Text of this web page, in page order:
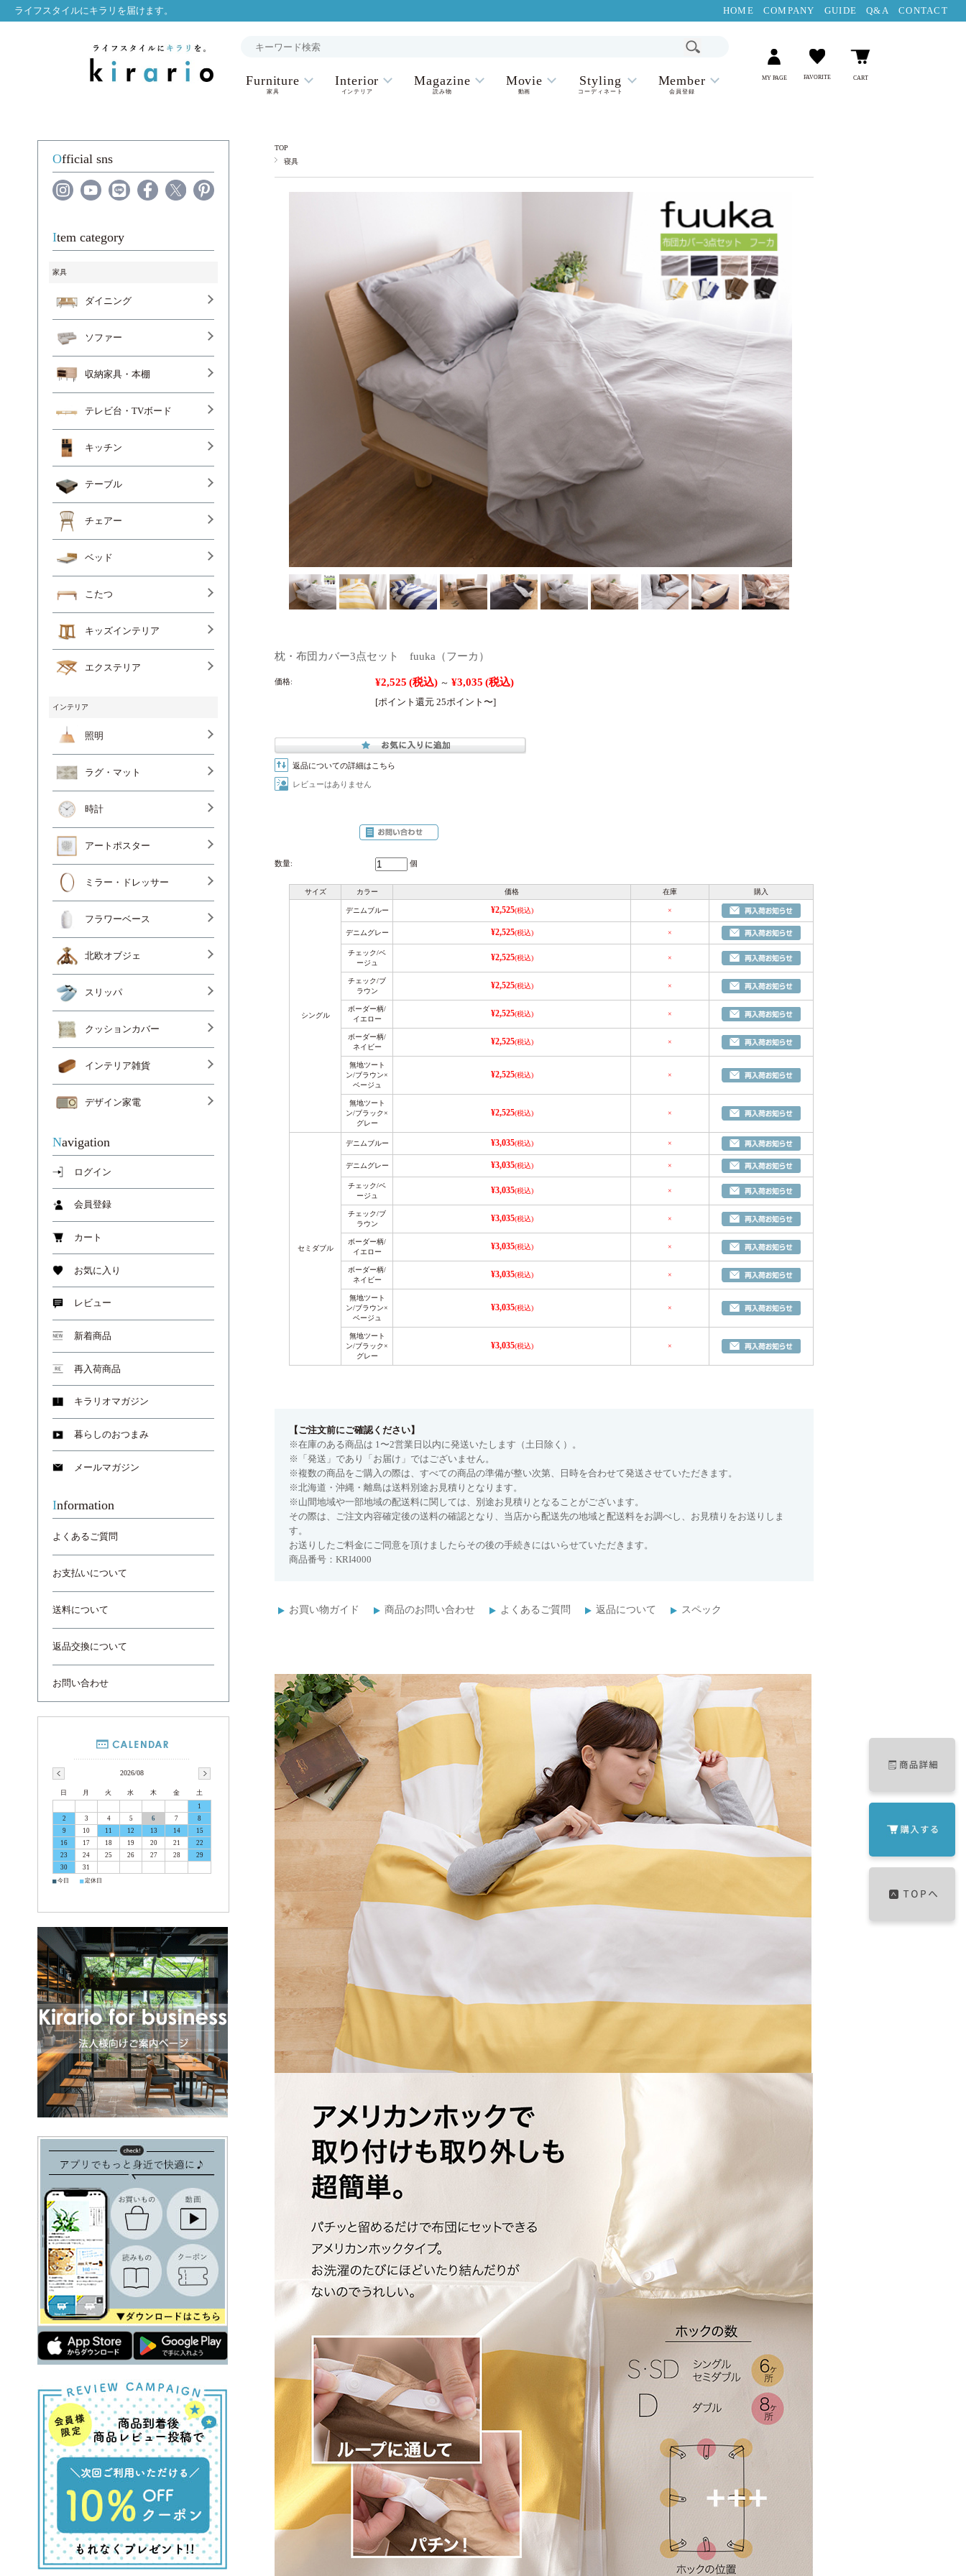
ライフスタイルにキラリを届けます。 HOME COMPANY GUIDE Q&A CONTACT
Furniture
家具
Interior
インテリア
Magazine
読み物
Movie
動画
Styling
コーディネート
Member
会員登録
MY PAGE FAVORITE CART
TOP
寝具
枕・布団カバー3点セット fuuka（フーカ）
価格: ¥2,525 (税込) ～ ¥3,035 (税込)
[ポイント還元 25ポイント〜]
返品についての詳細はこちら
レビューはありません
数量: 個
サイズ カラー 価格 在庫 購入
シングル
デニムブルー ¥2,525(税込) ×
デニムグレー ¥2,525(税込) ×
チェック/ベ
ージュ
¥2,525(税込) ×
チェック/ブ
ラウン
¥2,525(税込) ×
ボーダー柄/
イエロー
¥2,525(税込) ×
ボーダー柄/
ネイビー
¥2,525(税込) ×
無地ツート
ン/ブラウン×
ベージュ
¥2,525(税込) ×
無地ツート
ン/ブラック×
グレー
¥2,525(税込) ×
セミダブル
デニムブルー ¥3,035(税込) ×
デニムグレー ¥3,035(税込) ×
チェック/ベ
ージュ
¥3,035(税込) ×
チェック/ブ
ラウン
¥3,035(税込) ×
ボーダー柄/
イエロー
¥3,035(税込) ×
ボーダー柄/
ネイビー
¥3,035(税込) ×
無地ツート
ン/ブラウン×
ベージュ
¥3,035(税込) ×
無地ツート
ン/ブラック×
グレー
¥3,035(税込) ×
【ご注文前にご確認ください】
※在庫のある商品は 1〜2営業日以内に発送いたします（土日除く）。
※「発送」であり「お届け」ではございません。
※複数の商品をご購入の際は、すべての商品の準備が整い次第、日時を合わせて発送させていただきます。
※北海道・沖縄・離島は送料別途お見積りとなります。
※山間地域や一部地域の配送料に関しては、別途お見積りとなることがございます。
その際は、ご注文内容確定後の送料の確認となり、当店から配送先の地域と配送料をお調べし、お見積りをお送りしま
す。
お送りしたご料金にご同意を頂けましたらその後の手続きにはいらせていただきます。
商品番号：KRI4000
お買い物ガイド 商品のお問い合わせ よくあるご質問 返品について スペック
Official sns
Item category
家具
ダイニング
ソファー
収納家具・本棚
テレビ台・TVボード
キッチン
テーブル
チェアー
ベッド
こたつ
キッズインテリア
エクステリア
インテリア
照明
ラグ・マット
時計
アートポスター
ミラー・ドレッサー
フラワーベース
北欧オブジェ
スリッパ
クッションカバー
インテリア雑貨
デザイン家電
Navigation
ログイン
会員登録
カート
お気に入り
レビュー
新着商品
再入荷商品
キラリオマガジン
暮らしのおつまみ
メールマガジン
Information
よくあるご質問
お支払いについて
送料について
返品交換について
お問い合わせ
2026/08
日 月 火 水 木 金
土
1
2
3 4 5 6 7
8
9
10 11 12 13 14
15
16
17 18 19 20 21
22
23
24 25 26 27 28
29
30
31
■ 今日 ■ 定休日